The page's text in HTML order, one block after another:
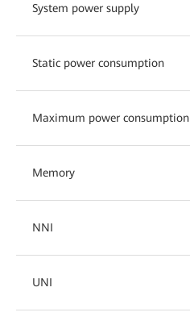
System power supply
Static power consumption
Maximum power consumption
Memory
NNI
UNI